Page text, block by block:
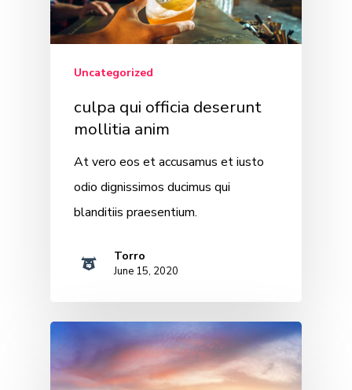
Uncategorized
culpa qui officia deserunt
mollitia anim
At vero eos et accusamus et iusto
odio dignissimos ducimus qui
blanditiis praesentium.
Torro
June 15, 2020